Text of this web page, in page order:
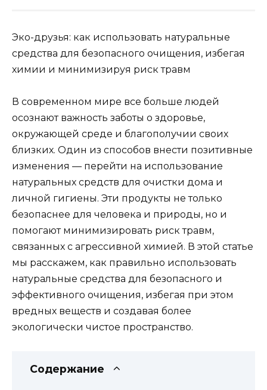
Эко-друзья: как использовать натуральные
средства для безопасного очищения, избегая
химии и минимизируя риск травм
В современном мире все больше людей
осознают важность заботы о здоровье,
окружающей среде и благополучии своих
близких. Один из способов внести позитивные
изменения — перейти на использование
натуральных средств для очистки дома и
личной гигиены. Эти продукты не только
безопаснее для человека и природы, но и
помогают минимизировать риск травм,
связанных с агрессивной химией. В этой статье
мы расскажем, как правильно использовать
натуральные средства для безопасного и
эффективного очищения, избегая при этом
вредных веществ и создавая более
экологически чистое пространство.
Содержание